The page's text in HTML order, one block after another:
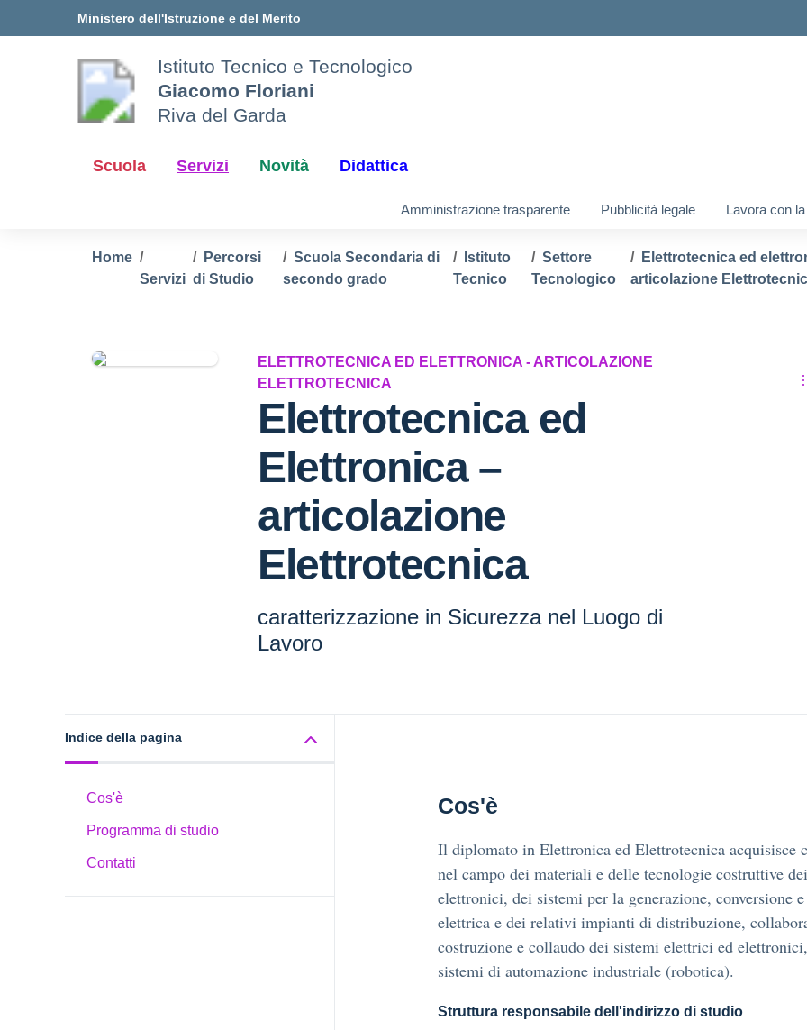
Ministero dell'Istruzione e del Merito
Istituto Tecnico e Tecnologico
Giacomo Floriani
Riva del Garda
Scuola Servizi Novità Didattica
Amministrazione trasparente Pubblicità legale Lavora con
Home
Servizi
Percorsi
di Studio
Scuola Secondaria di
secondo grado
Istituto
Tecnico
Settore
Tecnologico
Elettrotecnica ed
articolazione
ELETTROTECNICA ED ELETTRONICA - ARTICOLAZIONE
ELETTROTECNICA
Elettrotecnica ed
Elettronica –
articolazione
Elettrotecnica
caratterizzazione in Sicurezza nel Luogo di
Lavoro
Indice della pagina
Cos'è
Programma di studio
Contatti
Cos'è
Il diplomato in Elettronica ed Elettrotecnica acquisisce
nel campo dei materiali e delle tecnologie costruttive
elettronici, dei sistemi per la generazione, conversione
elettrica e dei relativi impianti di distribuzione,
costruzione e collaudo dei sistemi elettrici ed
sistemi di automazione industriale (robotica).
Struttura responsabile dell'indirizzo di studio